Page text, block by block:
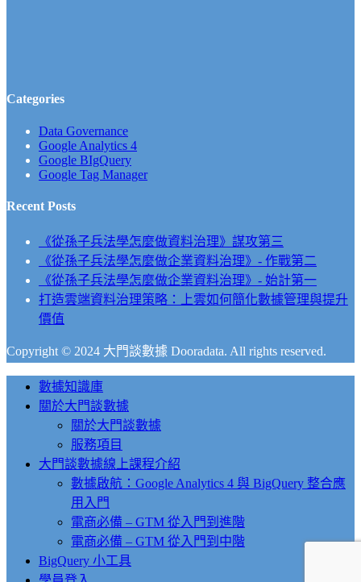
Categories
Data Governance
Google Analytics 4
Google BIgQuery
Google Tag Manager
Recent Posts
《從孫子兵法學怎麼做資料治理》謀攻第三
《從孫子兵法學怎麼做企業資料治理》- 作戰第二
《從孫子兵法學怎麼做企業資料治理》- 始計第一
打造雲端資料治理策略：上雲如何簡化數據管理與提升
價值
Copyright © 2024 大門談數據 Dooradata. All rights reserved.
數據知識庫
關於大門談數據
關於大門談數據
服務項目
大門談數據線上課程介紹
數據啟航：Google Analytics 4 與 BigQuery 整合應
用入門
電商必備 – GTM 從入門到進階
電商必備 – GTM 從入門到中階
BigQuery 小工具